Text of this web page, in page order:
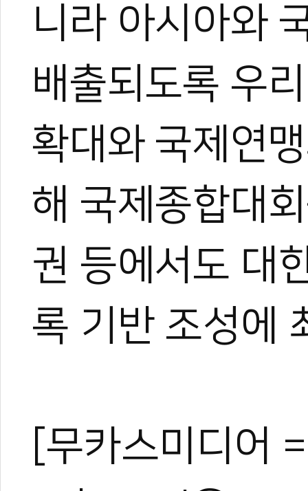
니라 아시아와
배출되도록 우
확대와 국제연
해 국제종합대
권 등에서도 대
록 기반 조성에
[무카스미디어
관련 뉴스
안광민, 종료
한국 가라테,
한국 가라테, 동
황태연, 세계가
세계가라테선